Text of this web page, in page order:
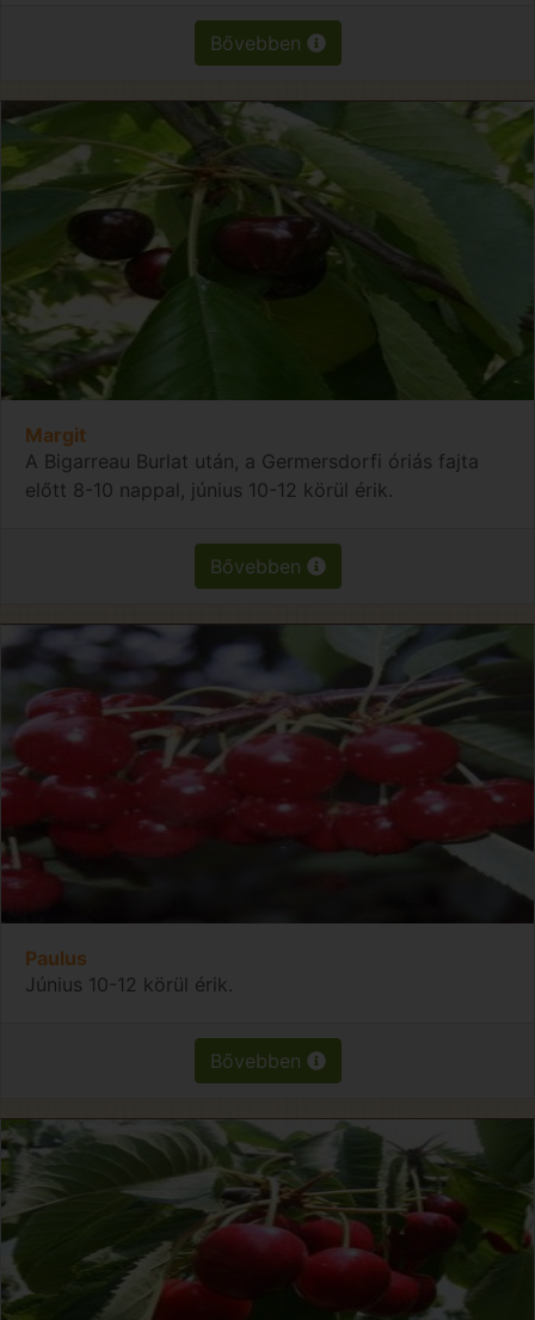
Bővebben
Margit
A Bigarreau Burlat után, a Germersdorfi óriás fajta
előtt 8-10 nappal, június 10-12 körül érik.
Bővebben
Paulus
Június 10-12 körül érik.
Bővebben